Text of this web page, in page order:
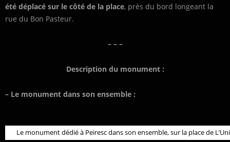
été déplacé sur le côté de la place, près du bord longeant la
rue du Bon Pasteur.
– – –
Description du monument :
– Le monument dans son ensemble :
Le monument dédié à Peiresc dans son ensemble, sur la place de